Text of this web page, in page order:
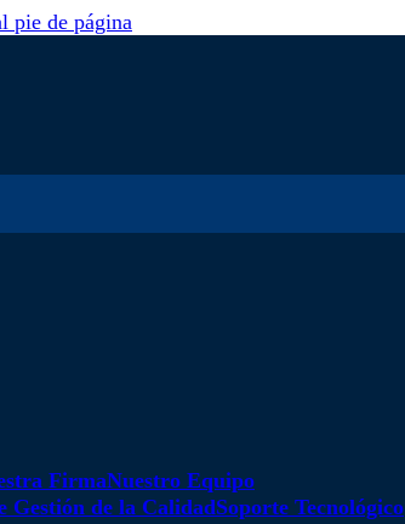
pie de página
FirmaNuestro Equipo
Gestión de la CalidadSoporte Tecnológico